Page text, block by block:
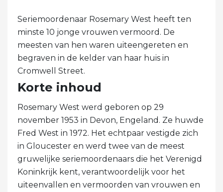
Seriemoordenaar Rosemary West heeft ten
minste 10 jonge vrouwen vermoord. De
meesten van hen waren uiteengereten en
begraven in de kelder van haar huis in
Cromwell Street.
Korte inhoud
Rosemary West werd geboren op 29
november 1953 in Devon, Engeland. Ze huwde
Fred West in 1972. Het echtpaar vestigde zich
in Gloucester en werd twee van de meest
gruwelijke seriemoordenaars die het Verenigd
Koninkrijk kent, verantwoordelijk voor het
uiteenvallen en vermoorden van vrouwen en